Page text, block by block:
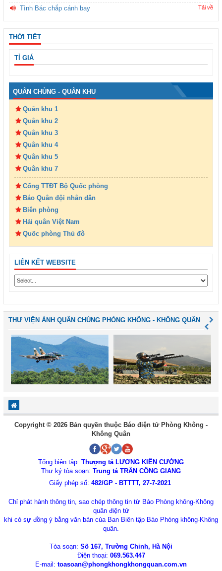
Tình Bác chắp cánh bay Tải về
THỜI TIẾT
TỈ GIÁ
QUÂN CHỦNG - QUÂN KHU
Quân khu 1
Quân khu 2
Quân khu 3
Quân khu 4
Quân khu 5
Quân khu 7
Cổng TTĐT Bộ Quốc phòng
Báo Quân đội nhân dân
Biên phòng
Hải quân Việt Nam
Quốc phòng Thủ đô
LIÊN KẾT WEBSITE
THƯ VIỆN ẢNH QUÂN CHỦNG PHÒNG KHÔNG - KHÔNG QUÂN
Copyright © 2026 Bản quyền thuộc Báo điện tử Phòng Không -
Không Quân
Tổng biên tập: Thượng tá LƯƠNG KIÊN CƯỜNG
Thư ký tòa soạn: Trung tá TRẦN CÔNG GIANG
Giấy phép số: 482/GP - BTTTT, 27-7-2021
Chỉ phát hành thông tin, sao chép thông tin từ Báo Phòng không-Không
quân điện tử
khi có sự đồng ý bằng văn bản của Ban Biên tập Báo Phòng không-Không
quân.
Tòa soạn: Số 167, Trường Chinh, Hà Nội
Điện thoại: 069.563.447
E-mail: toasoan@phongkhongkhongquan.com.vn